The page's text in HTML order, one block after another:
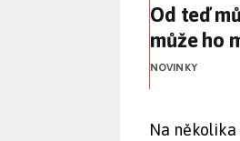
Od teď
Od teď
může ho
NOVINKY
Na